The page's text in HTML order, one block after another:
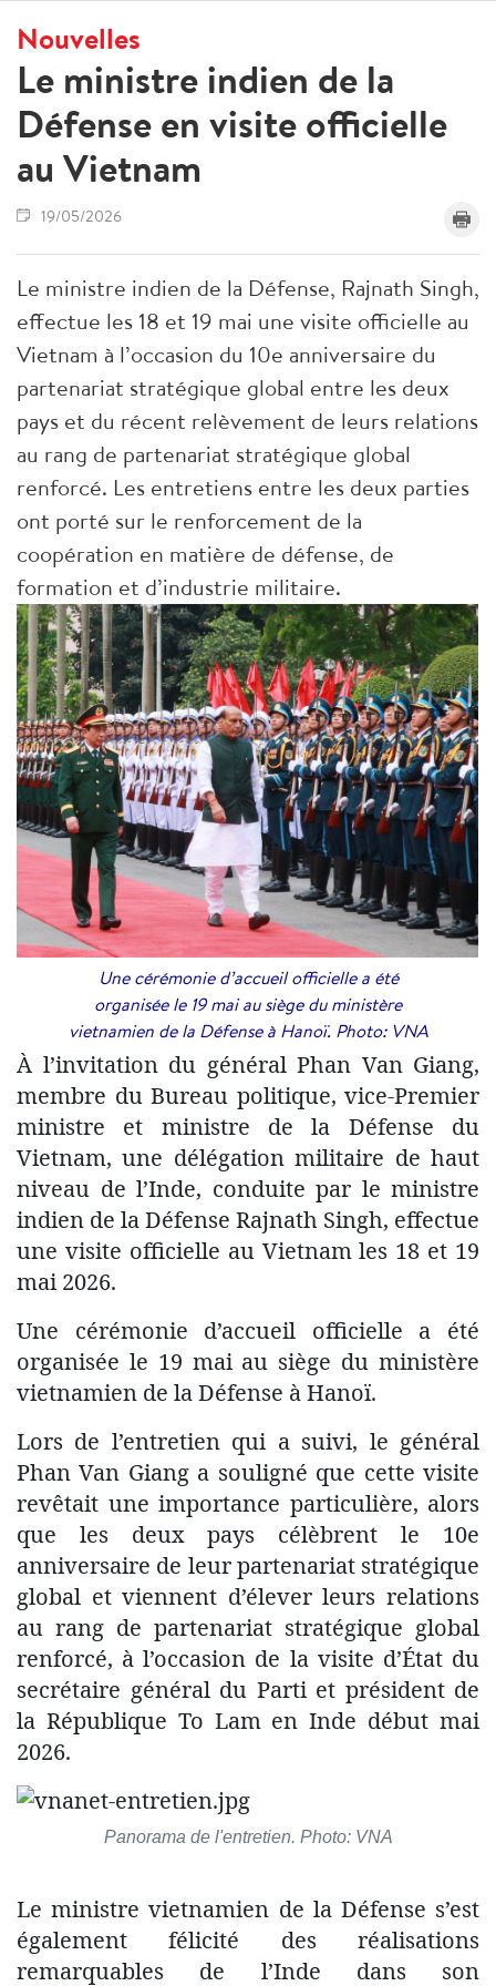
Nouvelles
Le ministre indien de la
Défense en visite officielle
au Vietnam
19/05/2026
Le ministre indien de la Défense, Rajnath Singh,
effectue les 18 et 19 mai une visite officielle au
Vietnam à l’occasion du 10e anniversaire du
partenariat stratégique global entre les deux
pays et du récent relèvement de leurs relations
au rang de partenariat stratégique global
renforcé. Les entretiens entre les deux parties
ont porté sur le renforcement de la
coopération en matière de défense, de
formation et d’industrie militaire.
Une cérémonie d’accueil officielle a été
organisée le 19 mai au siège du ministère
vietnamien de la Défense à Hanoï. Photo: VNA
À l’invitation du général Phan Van Giang,
membre du Bureau politique, vice-Premier
ministre et ministre de la Défense du
Vietnam, une délégation militaire de haut
niveau de l’Inde, conduite par le ministre
indien de la Défense Rajnath Singh, effectue
une visite officielle au Vietnam les 18 et 19
mai 2026.
Une cérémonie d’accueil officielle a été
organisée le 19 mai au siège du ministère
vietnamien de la Défense à Hanoï.
Lors de l’entretien qui a suivi, le général
Phan Van Giang a souligné que cette visite
revêtait une importance particulière, alors
que les deux pays célèbrent le 10e
anniversaire de leur partenariat stratégique
global et viennent d’élever leurs relations
au rang de partenariat stratégique global
renforcé, à l’occasion de la visite d’État du
secrétaire général du Parti et président de
la République To Lam en Inde début mai
2026.
Panorama de l'entretien. Photo: VNA
Le ministre vietnamien de la Défense s’est
également félicité des réalisations
remarquables de l’Inde dans son